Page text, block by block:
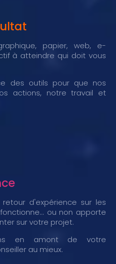
papier, web, e-
à atteindre qui doit vous
des outils pour que nos
actions, notre travail et
d'expérience sur les
ou non apporte
sur votre projet.
en amont de votre
au mieux.